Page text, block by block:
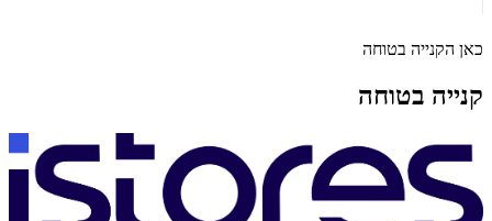
כאן הקנייה בטוחה
קנייה בטוחה